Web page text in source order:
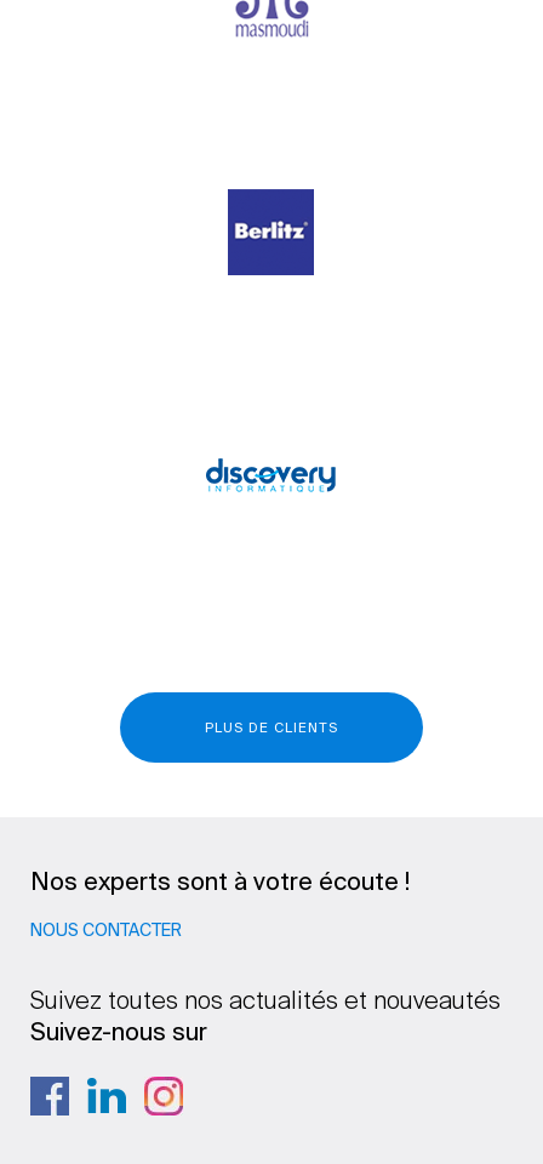
PLUS DE CLIENTS
Nos experts sont à votre écoute !
NOUS CONTACTER
Suivez toutes nos actualités et nouveautés
Suivez-nous sur